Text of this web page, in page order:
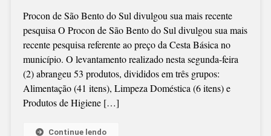
Procon de São Bento do Sul divulgou sua mais recente
pesquisa O Procon de São Bento do Sul divulgou sua mais
recente pesquisa referente ao preço da Cesta Básica no
município. O levantamento realizado nesta segunda-feira
(2) abrangeu 53 produtos, divididos em três grupos:
Alimentação (41 itens), Limpeza Doméstica (6 itens) e
Produtos de Higiene […]
Continue lendo